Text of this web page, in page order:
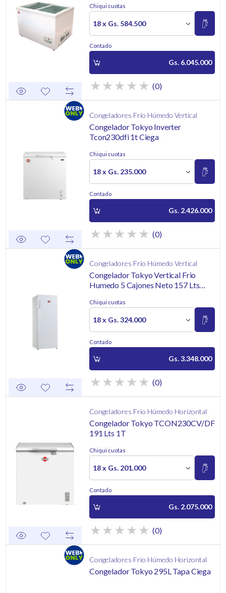
Chiqui cuotas
18 x Gs. 584.500
Contado
Gs. 6.045.000
(0)
Congeladores Frío Húmedo Vertical
Congelador Tokyo Inverter
Tcon230dfi 1t Ciega
Chiqui cuotas
18 x Gs. 235.000
Contado
Gs. 2.426.000
(0)
Congeladores Frío Húmedo Vertical
Congelador Tokyo Vertical Frio
Humedo 5 Cajones Neto 157 Lts
Chiqui cuotas
18 x Gs. 324.000
Contado
Gs. 3.348.000
(0)
Congeladores Frio Húmedo Horizontal
Congelador Tokyo TCON230CV/DF
191 Lts 1T
Chiqui cuotas
18 x Gs. 201.000
Contado
Gs. 2.075.000
(0)
Congeladores Frio Húmedo Horizontal
Congelador Tokyo 295L Tapa Ciega